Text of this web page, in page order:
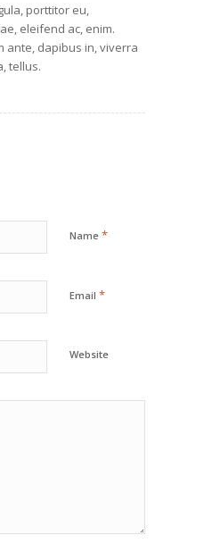
porttitor eu,
eleifend ac, enim.
ante, dapibus in, viverra
tellus.
Name *
Email *
Website